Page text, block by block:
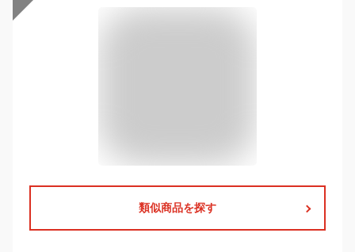
類似商品を探す